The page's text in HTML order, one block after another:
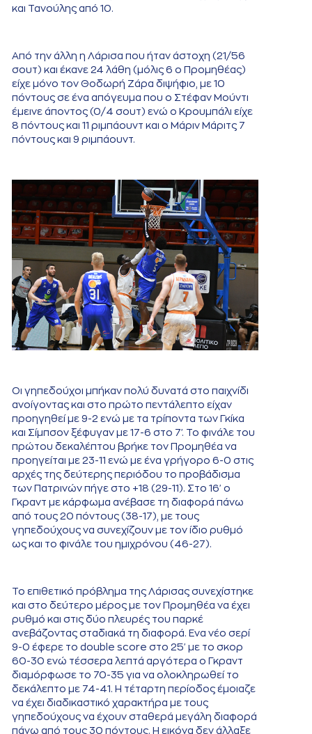
και Τανούλης από 10.
Από την άλλη η Λάρισα που ήταν άστοχη (21/56
σουτ) και έκανε 24 λάθη (μόλις 6 ο Προμηθέας)
είχε μόνο τον Θοδωρή Ζάρα διψήφιο, με 10
πόντους σε ένα απόγευμα που ο Στέφαν Μούντι
έμεινε άποντος (0/4 σουτ) ενώ ο Κρουμπάλι είχε
8 πόντους και 11 ριμπάουντ και ο Μάριν Μάριτς 7
πόντους και 9 ριμπάουντ.
Οι γηπεδούχοι μπήκαν πολύ δυνατά στο παιχνίδι
ανοίγοντας και στο πρώτο πεντάλεπτο είχαν
προηγηθεί με 9-2 ενώ με τα τρίποντα των Γκίκα
και Σίμπσον ξέφυγαν με 17-6 στο 7'. Το φινάλε του
πρώτου δεκαλέπτου βρήκε τον Προμηθέα να
προηγείται με 23-11 ενώ με ένα γρήγορο 6-0 στις
αρχές της δεύτερης περιόδου το προβάδισμα
των Πατρινών πήγε στο +18 (29-11). Στο 16' ο
Γκραντ με κάρφωμα ανέβασε τη διαφορά πάνω
από τους 20 πόντους (38-17), με τους
γηπεδούχους να συνεχίζουν με τον ίδιο ρυθμό
ως και το φινάλε του ημιχρόνου (46-27).
Το επιθετικό πρόβλημα της Λάρισας συνεχίστηκε
και στο δεύτερο μέρος με τον Προμηθέα να έχει
ρυθμό και στις δύο πλευρές του παρκέ
ανεβάζοντας σταδιακά τη διαφορά. Ενα νέο σερί
9-0 έφερε το double score στο 25' με το σκορ
60-30 ενώ τέσσερα λεπτά αργότερα ο Γκραντ
διαμόρφωσε το 70-35 για να ολοκληρωθεί το
δεκάλεπτο με 74-41. Η τέταρτη περίοδος έμοιαζε
να έχει διαδικαστικό χαρακτήρα με τους
γηπεδούχους να έχουν σταθερά μεγάλη διαφορά
πάνω από τους 30 πόντους. Η εικόνα δεν άλλαξε